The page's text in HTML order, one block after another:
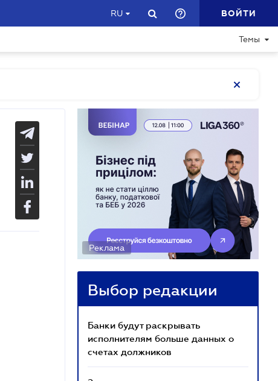
RU ВОЙТИ
Темы
Реклама
Выбор редакции
Банки будут раскрывать
исполнителям больше данных о
счетах должников